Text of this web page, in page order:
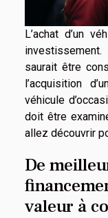
L’achat d’un
saurait être
l’acquisition
véhicule
doit être
allez découvrir
De
valeur à